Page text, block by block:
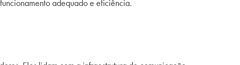
adequado e eficiência.